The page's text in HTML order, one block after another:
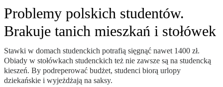
Problemy polskich studentów.
Brakuje tanich mieszkań i stołówek
Stawki w domach studenckich potrafią sięgnąć nawet 1400 zł.
Obiady w stołówkach studenckich też nie zawsze są na studencką
kieszeń. By podreperować budżet, studenci biorą urlopy
dziekańskie i wyjeżdżają na saksy.